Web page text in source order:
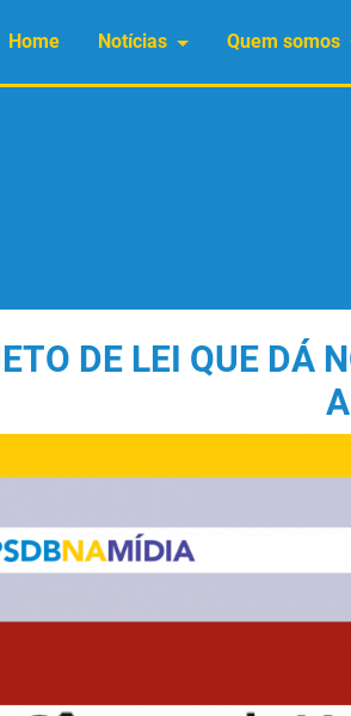
Home Notícias Quem somos
DE LEI QUE DÁ